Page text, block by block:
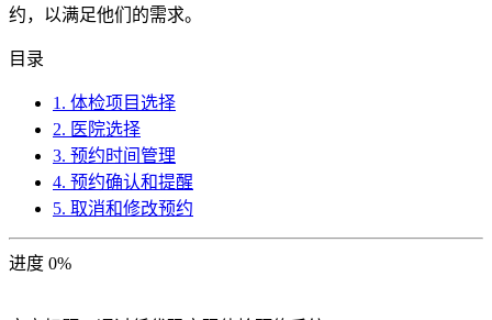
约，以满足他们的需求。
目录
1. 体检项目选择
2. 医院选择
3. 预约时间管理
4. 预约确认和提醒
5. 取消和修改预约
进度 0%